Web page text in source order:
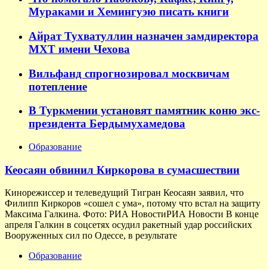
Мураками и Хемингуэю писать книги
Айрат Тухватуллин назначен замдиректора
МХТ имени Чехова
Вильфанд спрогнозировал москвичам
потепление
В Туркмении установят памятник коню экс-
президента Бердымухамедова
Образование
Кеосаян обвинил Киркорова в сумасшествии
Кинорежиссер и телеведущий Тигран Кеосаян заявил, что
Филипп Киркоров «сошел с ума», потому что встал на защиту
Максима Галкина. Фото: РИА НовостиРИА Новости В конце
апреля Галкин в соцсетях осудил ракетный удар российских
Вооруженных сил по Одессе, в результате
Образование